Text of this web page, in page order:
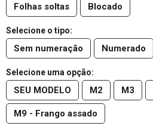
Folhas soltas Blocado
Selecione o tipo:
Sem numeração Numerado
Selecione uma opção:
SEU MODELO M2 M3
M9 - Frango assado